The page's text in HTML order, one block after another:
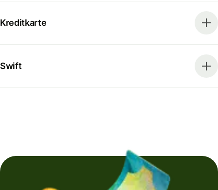
Kreditkarte
Swift